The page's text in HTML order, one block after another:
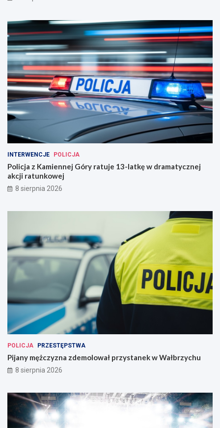
INTERWENCJE POLICJA
Policja z Kamiennej Góry ratuje 13-latkę w dramatycznej
akcji ratunkowej
8 sierpnia 2026
POLICJA PRZESTĘPSTWA
Pijany mężczyzna zdemolował przystanek w Wałbrzychu
8 sierpnia 2026